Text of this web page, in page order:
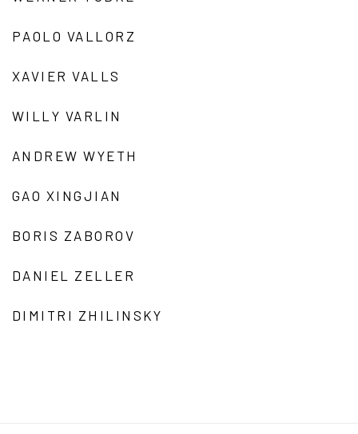
PAOLO VALLORZ
XAVIER VALLS
WILLY VARLIN
ANDREW WYETH
GAO XINGJIAN
BORIS ZABOROV
DANIEL ZELLER
DIMITRI ZHILINSKY